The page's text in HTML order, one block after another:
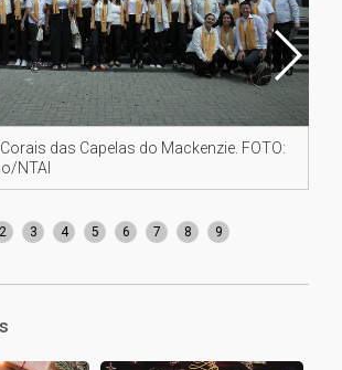
das Capelas do Mackenzie. FOTO:
NTAI
2 3 4 5 6 7 8 9